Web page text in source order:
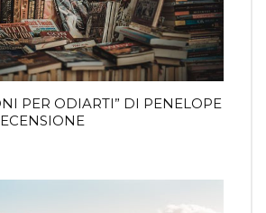
PER ODIARTI” DI PENELOPE